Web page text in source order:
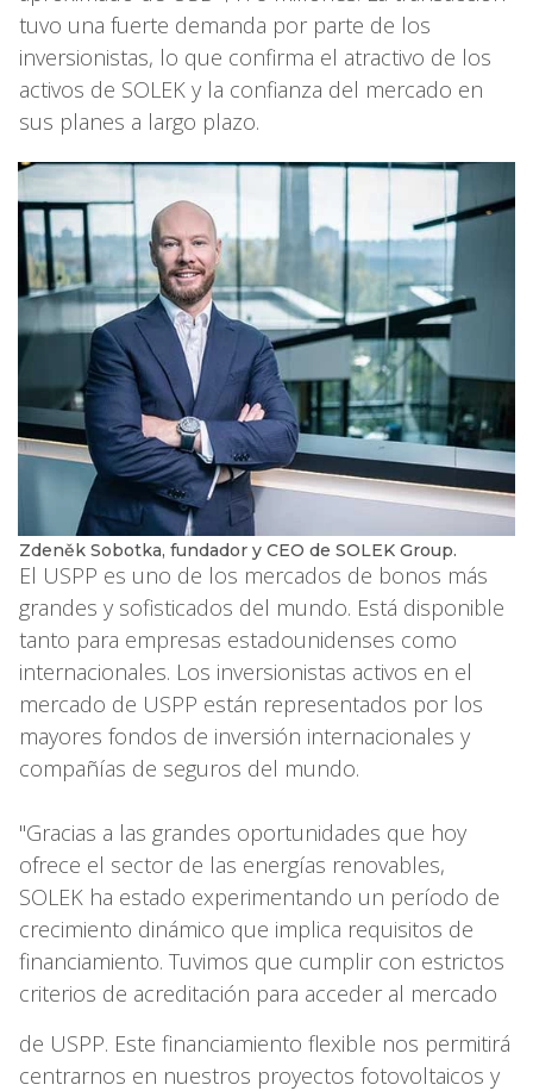
tuvo una fuerte demanda por parte de los
inversionistas, lo que confirma el atractivo de los
activos de SOLEK y la confianza del mercado en
sus planes a largo plazo.
Zdeněk Sobotka, fundador y CEO de SOLEK Group.
El USPP es uno de los mercados de bonos más
grandes y sofisticados del mundo. Está disponible
tanto para empresas estadounidenses como
internacionales. Los inversionistas activos en el
mercado de USPP están representados por los
mayores fondos de inversión internacionales y
compañías de seguros del mundo.
"Gracias a las grandes oportunidades que hoy
ofrece el sector de las energías renovables,
SOLEK ha estado experimentando un período de
crecimiento dinámico que implica requisitos de
financiamiento. Tuvimos que cumplir con estrictos
criterios de acreditación para acceder al mercado
de USPP. Este financiamiento flexible nos permitirá
centrarnos en nuestros proyectos fotovoltaicos y